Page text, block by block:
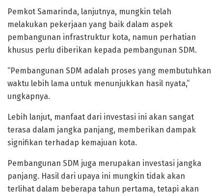
Pemkot Samarinda, lanjutnya, mungkin telah
melakukan pekerjaan yang baik dalam aspek
pembangunan infrastruktur kota, namun perhatian
khusus perlu diberikan kepada pembangunan SDM.
“Pembangunan SDM adalah proses yang membutuhkan
waktu lebih lama untuk menunjukkan hasil nyata,”
ungkapnya.
Lebih lanjut, manfaat dari investasi ini akan sangat
terasa dalam jangka panjang, memberikan dampak
signifikan terhadap kemajuan kota.
Pembangunan SDM juga merupakan investasi jangka
panjang. Hasil dari upaya ini mungkin tidak akan
terlihat dalam beberapa tahun pertama, tetapi akan